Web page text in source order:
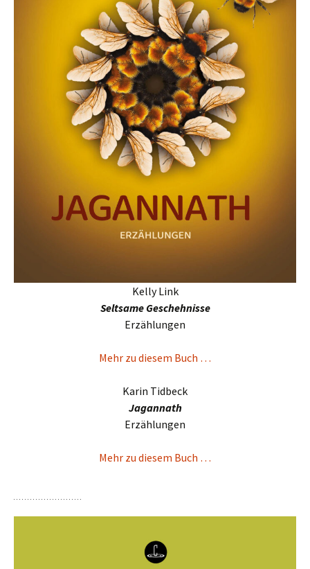
Kelly Link
Seltsame Geschehnisse
Erzählungen
Mehr zu diesem Buch …
Karin Tidbeck
Jagannath
Erzählungen
Mehr zu diesem Buch …